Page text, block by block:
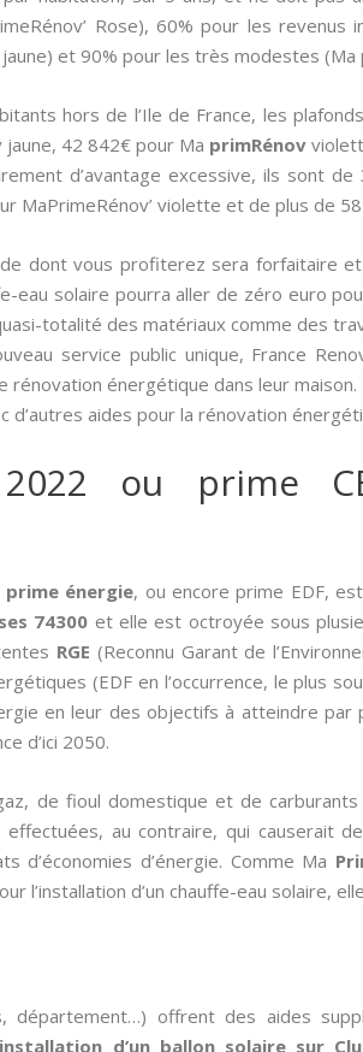
Rose), 60% pour les
et 90% pour les très modestes (Ma
hors de l’Ile de France, les
42 842€ pour Ma primRénov
d’avantage excessive, ils sont
MaPrimeRénov’ violette et de plus de
dont vous profiterez sera forfaitaire
eau solaire pourra aller de zéro euro
totalité des matériaux comme des
service public unique, France
énergétique dans leur maison.
aides pour la rénovation
ou prime
prime énergie, ou encore prime EDF,
74300 et elle est octroyée sous
RGE (Reconnu Garant de
(EDF en l’occurrence, le plus
en leur des objectifs à atteindre
d’ici 2050.
de fioul domestique et de
effectuées, au contraire, qui causerait
d’économies d’énergie. Comme Ma
l’installation d’un chauffe-eau solaire,
département…) offrent des aides
d’un ballon solaire sur